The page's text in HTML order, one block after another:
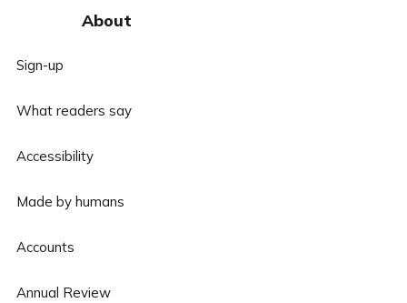
About
Sign-up
What readers say
Accessibility
Made by humans
Accounts
Annual Review